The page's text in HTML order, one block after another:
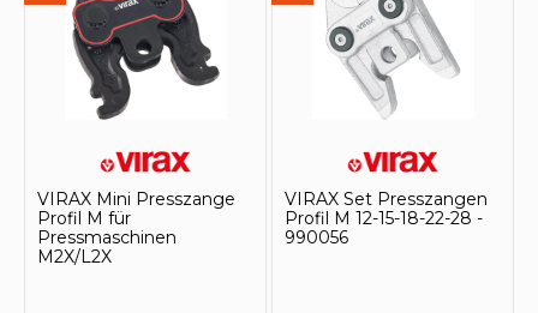
VIRAX Mini Presszange
Profil M für
Pressmaschinen
M2X/L2X
VIRAX Set Presszangen
Profil M 12-15-18-22-28 -
990056